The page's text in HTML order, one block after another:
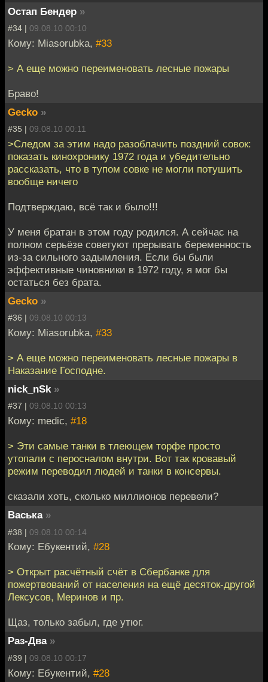
Остап Бендер »
#34 | 09.08.10 00:10
Кому: Miasorubka, #33
> А еще можно переименовать лесные пожары
Браво!
Gecko »
#35 | 09.08.10 00:11
>Следом за этим надо разоблачить поздний совок:
показать кинохронику 1972 года и убедительно
рассказать, что в тупом совке не могли потушить
вообще ничего
Подтверждаю, всё так и было!!!
У меня братан в этом году родился. А сейчас на
полном серьёзе советуют прерывать беременность
из-за сильного задымления. Если бы были
эффективные чиновники в 1972 году, я мог бы
остаться без брата.
Gecko »
#36 | 09.08.10 00:13
Кому: Miasorubka, #33
> А еще можно переименовать лесные пожары в
Наказание Господне.
nick_nSk »
#37 | 09.08.10 00:13
Кому: medic, #18
> Эти самые танки в тлеющем торфе просто
утопали с перосналом внутри. Вот так кровавый
режим переводил людей и танки в консервы.
сказали хоть, сколько миллионов перевели?
Васька »
#38 | 09.08.10 00:14
Кому: Ебукентий, #28
> Открыт расчётный счёт в Сбербанке для
пожертвований от населения на ещё десяток-другой
Лексусов, Меринов и пр.
Щаз, только забыл, где утюг.
Раз-Два »
#39 | 09.08.10 00:17
Кому: Ебукентий, #28